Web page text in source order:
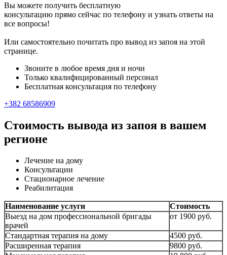
Вы можете получить бесплатную
консультацию прямо сейчас по телефону и узнать ответы на
все вопросы!
Или самостоятельно почитать про вывод из запоя на этой
странице.
Звоните в любое время дня и ночи
Только квалифицированный персонал
Бесплатная консультация по телефону
+382 68586909
Стоимость вывода из запоя в вашем
регионе
Лечение на дому
Консультации
Стационарное лечение
Реабилитация
Наименование услуги
Стоимость
Выезд на дом профессиональной бригады
врачей
от 1900 руб.
Стандартная терапия на дому
4500 руб.
Расширенная терапия
9800 руб.